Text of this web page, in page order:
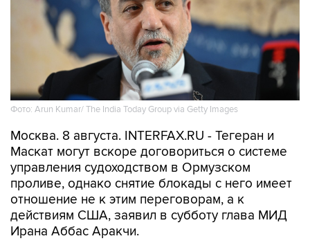
Фото: Arun Kumar/ The India Today Group via Getty Images
Москва. 8 августа. INTERFAX.RU - Тегеран и
Маскат могут вскоре договориться о системе
управления судоходством в Ормузском
проливе, однако снятие блокады с него имеет
отношение не к этим переговорам, а к
действиям США, заявил в субботу глава МИД
Ирана Аббас Аракчи.